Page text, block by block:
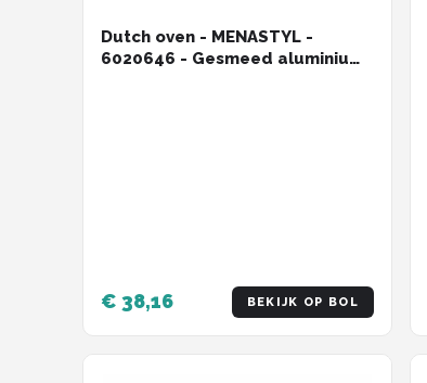
Dutch oven - MENASTYL -
6020646 - Gesmeed aluminium
€ 38,16 BEKIJK OP BOL